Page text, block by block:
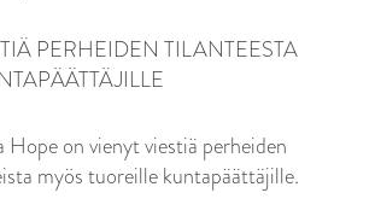
PERHEIDEN TILANTEESTA
Hope on vienyt viestiä perheiden
myös tuoreille kuntapäättäjille.